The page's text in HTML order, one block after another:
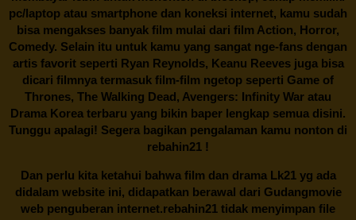
pc/laptop atau smartphone dan koneksi internet, kamu sudah
bisa mengakses banyak film mulai dari film Action, Horror,
Comedy. Selain itu untuk kamu yang sangat nge-fans dengan
artis favorit seperti Ryan Reynolds, Keanu Reeves juga bisa
dicari filmnya termasuk film-film ngetop seperti Game of
Thrones, The Walking Dead, Avengers: Infinity War atau
Drama Korea terbaru yang bikin baper lengkap semua disini.
Tunggu apalagi! Segera bagikan pengalaman kamu nonton di
rebahin21 !
Dan perlu kita ketahui bahwa film dan dramaLk21yg ada
didalam website ini, didapatkan berawal dari Gudangmovie
web penguberan internet.rebahin21 tidak menyimpan file